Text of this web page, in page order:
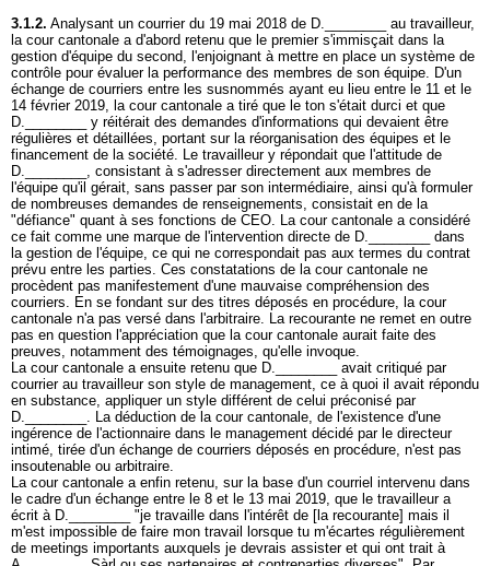
3.1.2. Analysant un courrier du 19 mai 2018 de D.________ au travailleur,
la cour cantonale a d'abord retenu que le premier s'immisçait dans la
gestion d'équipe du second, l'enjoignant à mettre en place un système de
contrôle pour évaluer la performance des membres de son équipe. D'un
échange de courriers entre les susnommés ayant eu lieu entre le 11 et le
14 février 2019, la cour cantonale a tiré que le ton s'était durci et que
D.________ y réitérait des demandes d'informations qui devaient être
régulières et détaillées, portant sur la réorganisation des équipes et le
financement de la société. Le travailleur y répondait que l'attitude de
D.________, consistant à s'adresser directement aux membres de
l'équipe qu'il gérait, sans passer par son intermédiaire, ainsi qu'à formuler
de nombreuses demandes de renseignements, consistait en de la
"défiance" quant à ses fonctions de CEO. La cour cantonale a considéré
ce fait comme une marque de l'intervention directe de D.________ dans
la gestion de l'équipe, ce qui ne correspondait pas aux termes du contrat
prévu entre les parties. Ces constatations de la cour cantonale ne
procèdent pas manifestement d'une mauvaise compréhension des
courriers. En se fondant sur des titres déposés en procédure, la cour
cantonale n'a pas versé dans l'arbitraire. La recourante ne remet en outre
pas en question l'appréciation que la cour cantonale aurait faite des
preuves, notamment des témoignages, qu'elle invoque.
La cour cantonale a ensuite retenu que D.________ avait critiqué par
courrier au travailleur son style de management, ce à quoi il avait répondu
en substance, appliquer un style différent de celui préconisé par
D.________. La déduction de la cour cantonale, de l'existence d'une
ingérence de l'actionnaire dans le management décidé par le directeur
intimé, tirée d'un échange de courriers déposés en procédure, n'est pas
insoutenable ou arbitraire.
La cour cantonale a enfin retenu, sur la base d'un courriel intervenu dans
le cadre d'un échange entre le 8 et le 13 mai 2019, que le travailleur a
écrit à D.________ "je travaille dans l'intérêt de [la recourante] mais il
m'est impossible de faire mon travail lorsque tu m'écartes régulièrement
de meetings importants auxquels je devrais assister et qui ont trait à